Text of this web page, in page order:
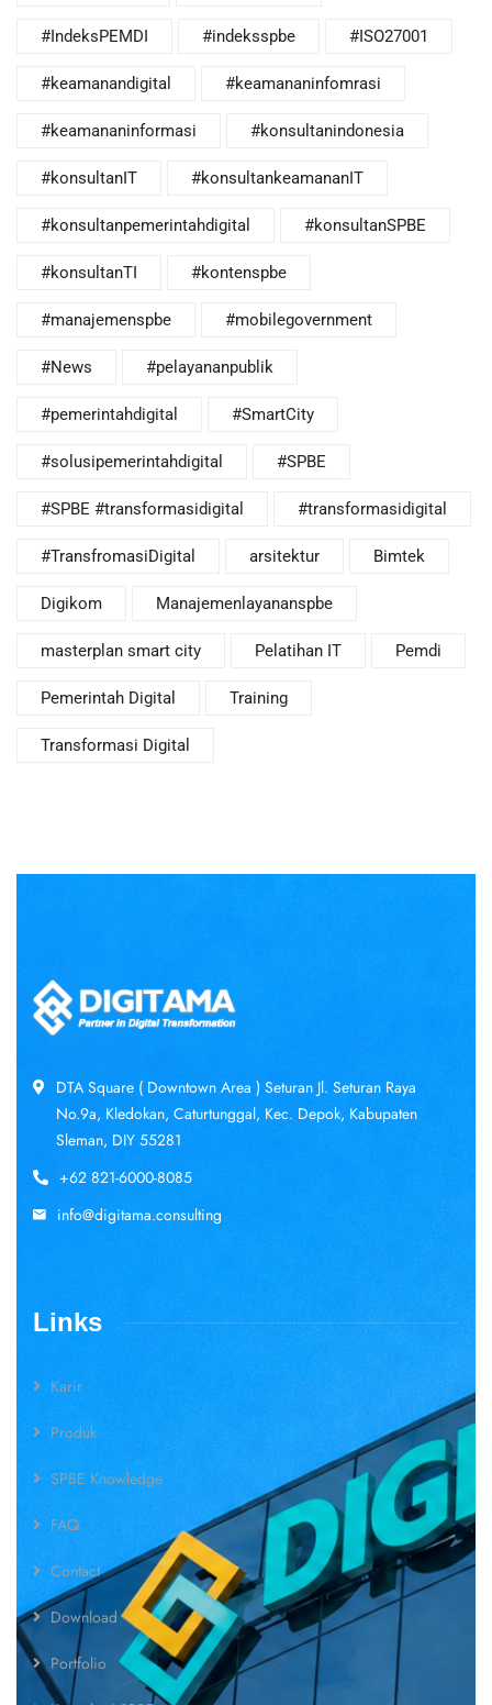
#IndeksPEMDI #indeksspbe #ISO27001
#keamanandigital #keamananinfomrasi
#keamananinformasi #konsultanindonesia
#konsultanIT #konsultankeamananIT
#konsultanpemerintahdigital #konsultanSPBE
#konsultanTI #kontenspbe
#manajemenspbe #mobilegovernment
#News #pelayananpublik
#pemerintahdigital #SmartCity
#solusipemerintahdigital #SPBE
#SPBE #transformasidigital #transformasidigital
#TransfromasiDigital arsitektur Bimtek
Digikom Manajemenlayananspbe
masterplan smart city Pelatihan IT Pemdi
Pemerintah Digital Training
Transformasi Digital
DTA Square ( Downtown Area ) Seturan Jl. Seturan Raya
No.9a, Kledokan, Caturtunggal, Kec. Depok, Kabupaten
Sleman, DIY 55281
+62 821-6000-8085
info@digitama.consulting
Links
Karir
Produk
SPBE Knowledge
FAQ
Contact
Download
Portfolio